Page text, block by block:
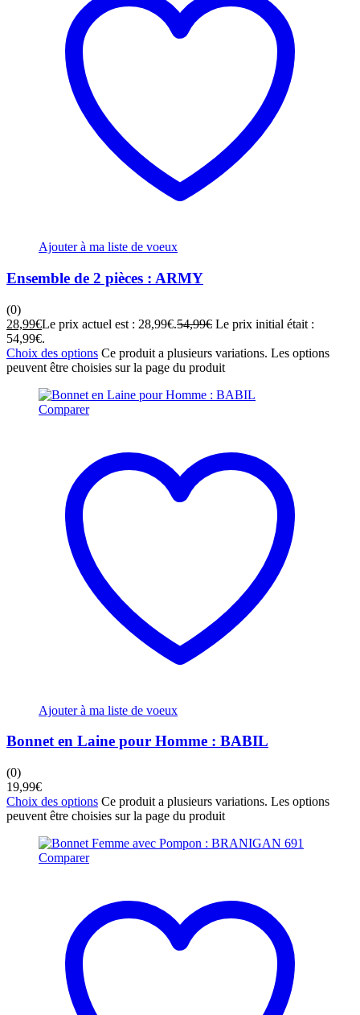
Ajouter à ma liste de voeux
Ensemble de 2 pièces : ARMY
(0)
28,99€Le prix actuel est : 28,99€.54,99€ Le prix initial était :
54,99€.
Choix des options Ce produit a plusieurs variations. Les options
peuvent être choisies sur la page du produit
Comparer
Ajouter à ma liste de voeux
Bonnet en Laine pour Homme : BABIL
(0)
19,99€
Choix des options Ce produit a plusieurs variations. Les options
peuvent être choisies sur la page du produit
Comparer